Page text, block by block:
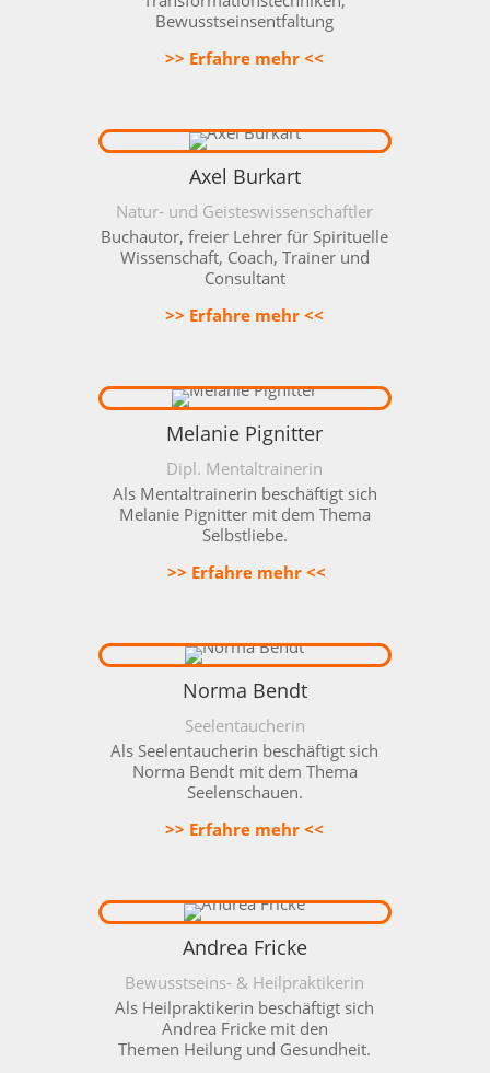
Bewusstseinsentfaltung
>> Erfahre mehr <<
Axel Burkart
Natur- und Geisteswissenschaftler
Buchautor, freier Lehrer für Spirituelle
Wissenschaft, Coach, Trainer und
Consultant
>> Erfahre mehr <<
Melanie Pignitter
Dipl. Mentaltrainerin
Als Mentaltrainerin beschäftigt sich
Melanie Pignitter mit dem Thema
Selbstliebe.
>> Erfahre mehr <<
Norma Bendt
Seelentaucherin
Als Seelentaucherin beschäftigt sich
Norma Bendt mit dem Thema
Seelenschauen.
>> Erfahre mehr <<
Andrea Fricke
Bewusstseins- & Heilpraktikerin
Als Heilpraktikerin beschäftigt sich
Andrea Fricke mit den
Themen Heilung und Gesundheit.